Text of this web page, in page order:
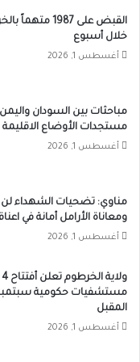
القبض على 1987
خلال أسبوع
أغسطس 1, 2026
مباحثات بين السودان
مستجدات الأوضاع الاقليمة
أغسطس 1, 2026
مناوي: تضحيات الشهداء
ومعاناة الأرامل أمانة في
أغسطس 1, 2026
ولاية الخرطوم تعلن أفتتاح 4
مستشفيات حكومية
المقبل
أغسطس 1, 2026